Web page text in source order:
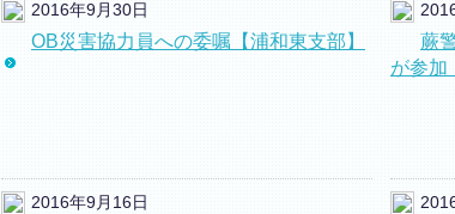
2016年9月30日
OB災害協力員への委嘱【浦和東支部】
蕨
が参加
2016年9月16日